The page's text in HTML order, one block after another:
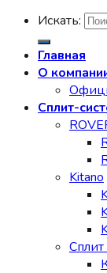
Искать:
Главная
О
Сплит-
Kitano